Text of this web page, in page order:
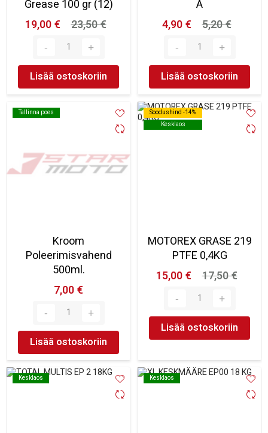
Grease 100 gr (12)
19,00 €
23,50 €
Lisää ostoskoriin
A
4,90 €
5,20 €
Lisää ostoskoriin
Tallinna poes
Tallinna poes
Kroom
Poleerimisvahend
500ml.
7,00 €
Lisää ostoskoriin
Soodushind -14%
Kesklaos
Soodushind -14%
Kesklaos
MOTOREX GRASE 219
PTFE 0,4KG
15,00 €
17,50 €
Lisää ostoskoriin
Kesklaos
Kesklaos Kesklaos
Kesklaos